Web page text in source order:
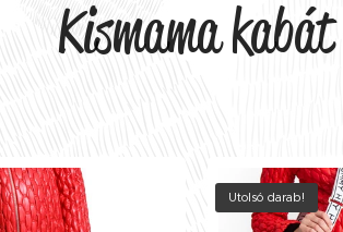
Kismama kabát
Utolsó darab!